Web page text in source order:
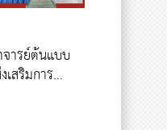
ารย์ต้นแบบ
สริมการ